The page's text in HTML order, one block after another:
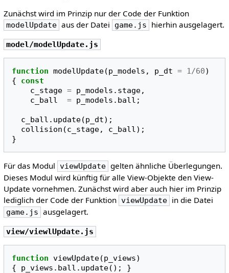
Zunächst wird im Prinzip nur der Code der Funktion
modelUpdate aus der Datei game.js hierhin ausgelagert.
model/modelUpdate.js
function modelUpdate(p_models , p_dt = 1/60)
{
const
c_stage = p_models . stage,
c_ball
= p_models . ball ;
c_ball . update(p_dt);
collision (c_stage, c_ball);
}
Für das Modul viewUpdate gelten ähnliche Überlegungen.
Dieses Modul wird künftig für alle View-Objekte den View-
Update vornehmen. Zunächst wird aber auch hier im Prinzip
lediglich der Code der Funktion viewUpdate in die Datei
game.js ausgelagert.
view/viewlUpdate.js
function viewUpdate(p_views)
{
p_views . ball . update(); }